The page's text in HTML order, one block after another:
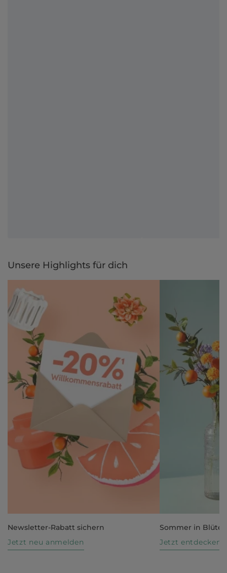
Unsere Highlights für dich
Newsletter-Rabatt sichern
Jetzt neu anmelden
Sommer in Blüte
Jetzt entdecken